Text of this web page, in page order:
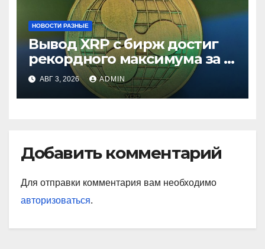
НОВОСТИ РАЗНЫЕ
Вывод XRP с бирж достиг
рекордного максимума за 5
летАВГ 3, 2026 ADMIN
Добавить комментарий
Для отправки комментария вам необходимо
авторизоваться.